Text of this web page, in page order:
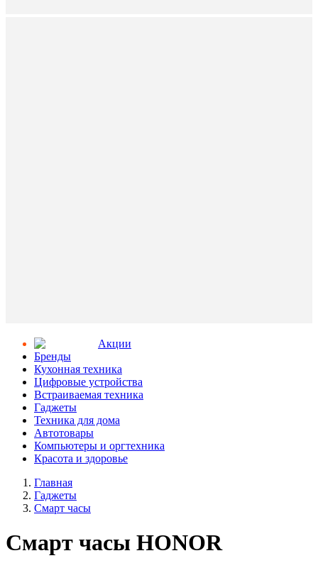
Aкции
Бренды
Кухонная техника
Цифровые устройства
Встраиваемая техника
Гаджеты
Техника для дома
Автотовары
Компьютеры и оргтехника
Красота и здоровье
Главная
Гаджеты
Смарт часы
Смарт часы HONOR